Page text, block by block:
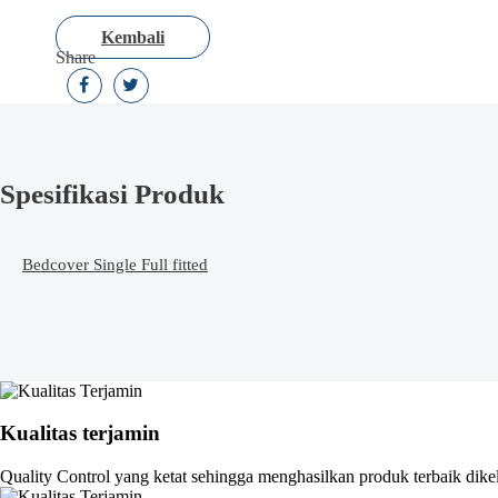
Kembali
Share
Spesifikasi Produk
Bedcover Single Full fitted
Kualitas terjamin
Quality Control yang ketat sehingga menghasilkan produk terbaik